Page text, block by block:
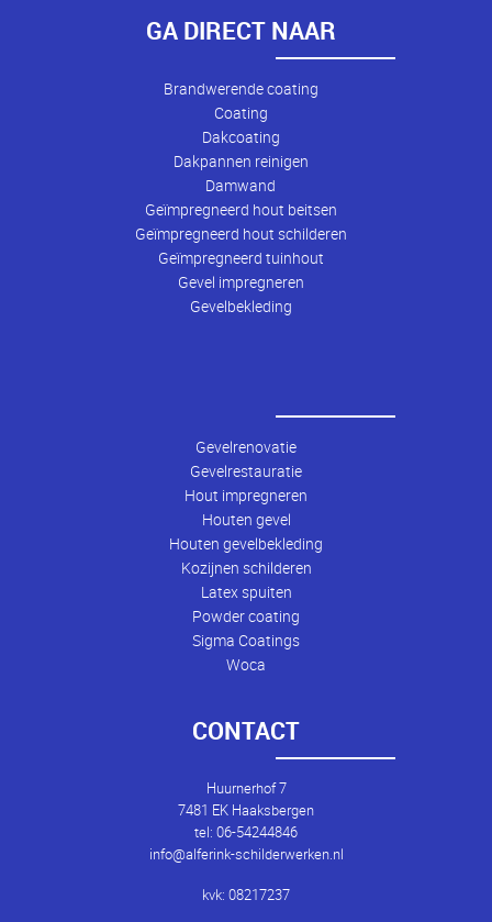
GA DIRECT NAAR
Brandwerende coating
Coating
Dakcoating
Dakpannen reinigen
Damwand
Geïmpregneerd hout beitsen
Geïmpregneerd hout schilderen
Geïmpregneerd tuinhout
Gevel impregneren
Gevelbekleding
Gevelrenovatie
Gevelrestauratie
Hout impregneren
Houten gevel
Houten gevelbekleding
Kozijnen schilderen
Latex spuiten
Powder coating
Sigma Coatings
Woca
CONTACT
Huurnerhof 7
7481 EK Haaksbergen
tel: 06-54244846
info@alferink-schilderwerken.nl
kvk: 08217237